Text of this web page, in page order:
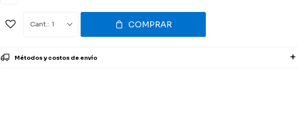
1 COMPRAR
Métodos y costos de envío